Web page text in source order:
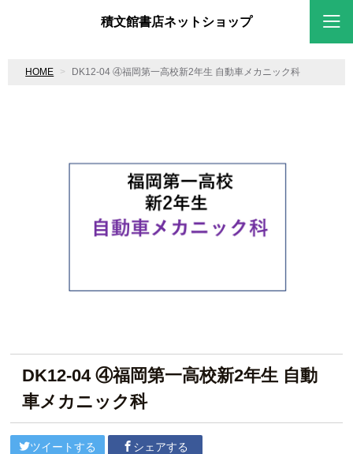
積文館書店ネットショップ
HOME DK12-04 ④福岡第一高校新2年生 自動車メカニック科
DK12-04 ④福岡第一高校新2年生 自動
車メカニック科
ツイートする シェアする